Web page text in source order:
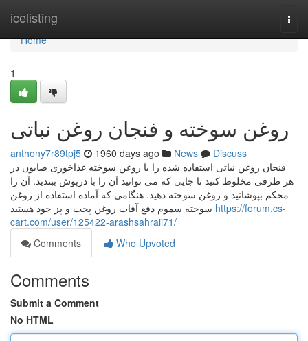
icelisting
Home
Home
1
روغن سوخته و فنجان روغن نباتی
anthony7r89tpj5 1960 days ago News
Discuss
فنجان روغن نباتی استفاده شده را با روغن سوخته غذاخوری صابون در
هر ظرفی مخلوط کنید تا جایی که می توانید آن را با درپوش ببندید. آن را
محکم بپوشانید و روغن سوخته دهید. هنگامی که آماده استفاده از روغن
https://forum.cs-
cart.com/user/125422-arashsahraii71/
Comments
Who Upvoted
Comments
Submit a Comment
No HTML